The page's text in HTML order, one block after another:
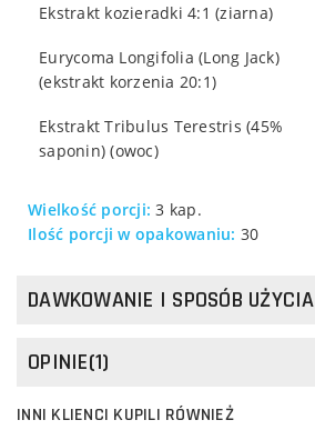
Ekstrakt kozieradki 4:1 (ziarna)
Eurycoma Longifolia (Long Jack)
(ekstrakt korzenia 20:1)
Ekstrakt Tribulus Terestris (45%
saponin) (owoc)
Wielkość porcji: 3 kap.
Ilość porcji w opakowaniu: 30
DAWKOWANIE I SPOSÓB UŻYCIA
OPINIE(1)
INNI KLIENCI KUPILI RÓWNIEŻ